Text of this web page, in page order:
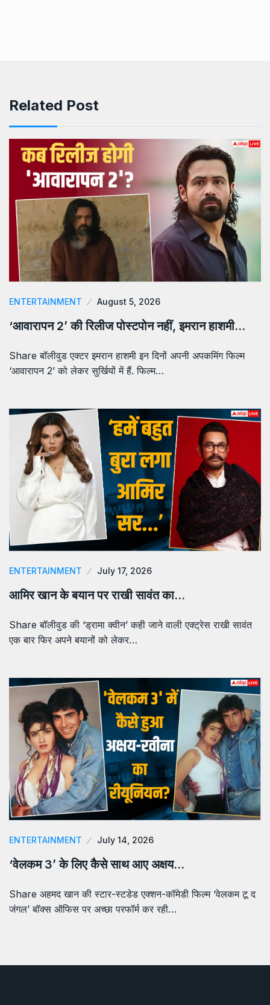
Related Post
ENTERTAINMENT August 5, 2026
‘आवारापन 2’ की रिलीज पोस्टपोन नहीं, इमरान हाशमी…
Share बॉलीवुड एक्टर इमरान हाशमी इन दिनों अपनी अपकमिंग फिल्म
‘आवारापन 2’ को लेकर सुर्खियों में हैं. फिल्म…
ENTERTAINMENT July 17, 2026
आमिर खान के बयान पर राखी सावंत का…
Share बॉलीवुड की ‘ड्रामा क्वीन’ कही जाने वाली एक्ट्रेस राखी सावंत
एक बार फिर अपने बयानों को लेकर…
ENTERTAINMENT July 14, 2026
‘वेलकम 3’ के लिए कैसे साथ आए अक्षय…
Share अहमद खान की स्टार-स्टडेड एक्शन-कॉमेडी फिल्म ‘वेलकम टू द
जंगल’ बॉक्स ऑफिस पर अच्छा परफॉर्म कर रही…